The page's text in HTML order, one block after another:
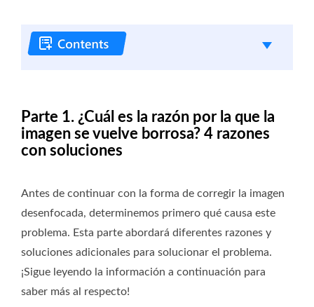
Parte 1. ¿Cuál es la razón por la que la
imagen se vuelve borrosa? 4 razones
con soluciones
Antes de continuar con la forma de corregir la imagen
desenfocada, determinemos primero qué causa este
problema. Esta parte abordará diferentes razones y
soluciones adicionales para solucionar el problema.
¡Sigue leyendo la información a continuación para
saber más al respecto!